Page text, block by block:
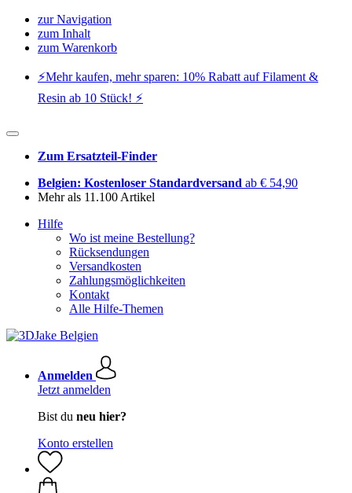
zur Navigation
zum Inhalt
zum Warenkorb
⚡️Mehr kaufen, mehr sparen: 10% Rabatt auf Filament &
Resin ab 10 Stück! ⚡️
Zum Ersatzteil-Finder
Belgien: Kostenloser Standardversand ab € 54,90
Mehr als 11.100 Artikel
Hilfe
Wo ist meine Bestellung?
Rücksendungen
Versandkosten
Zahlungsmöglichkeiten
Kontakt
Alle Hilfe-Themen
Anmelden
Jetzt anmelden
Bist du neu hier?
Konto erstellen